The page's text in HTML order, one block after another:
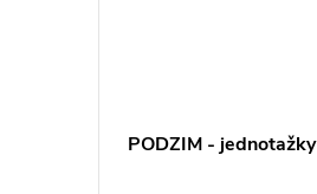
PODZIM - jednotažky